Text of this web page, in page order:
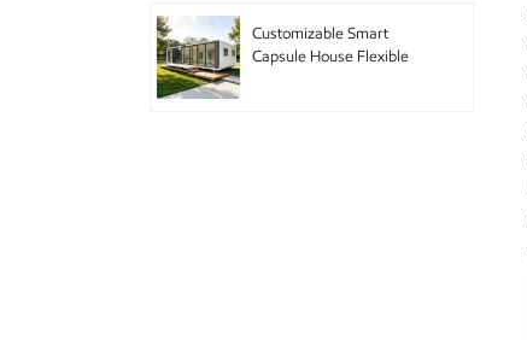
Customizable Smart
Capsule House Flexible